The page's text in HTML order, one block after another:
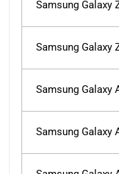
Samsung Galaxy
Samsung Galaxy
Samsung Galaxy
Samsung Galaxy